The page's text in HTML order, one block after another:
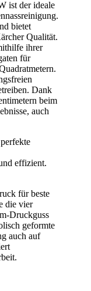
ist der ideale
bietet
Qualität.
ihrer
für
Dank
beim
auch
effizient.
für beste
die vier
Druckguss
geformte
auch auf